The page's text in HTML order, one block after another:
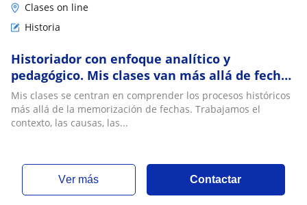
Clases on line
Historia
Historiador con enfoque analítico y
pedagógico. Mis clases van más allá de fechas
y nombres. Aprenderás de forma clara y
divertida
Mis clases se centran en comprender los procesos históricos
más allá de la memorización de fechas. Trabajamos el
contexto, las causas, las...
ver más Contactar